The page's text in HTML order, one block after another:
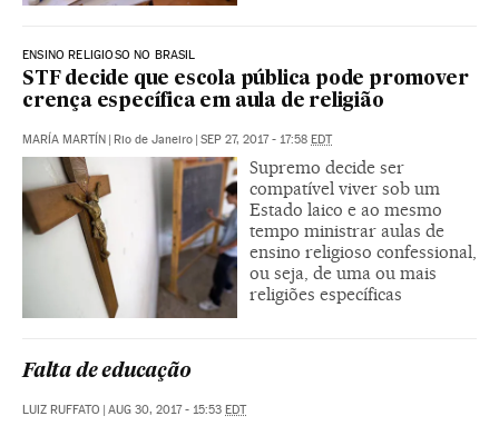
ENSINO RELIGIOSO NO BRASIL
STF decide que escola pública pode promover
crença específica em aula de religião
MARÍA MARTÍN | Rio de Janeiro | SEP 27, 2017 - 17:58 EDT
Supremo decide ser
compatível viver sob um
Estado laico e ao mesmo
tempo ministrar aulas de
ensino religioso confessional,
ou seja, de uma ou mais
religiões específicas
Falta de educação
LUIZ RUFFATO | AUG 30, 2017 - 15:53 EDT